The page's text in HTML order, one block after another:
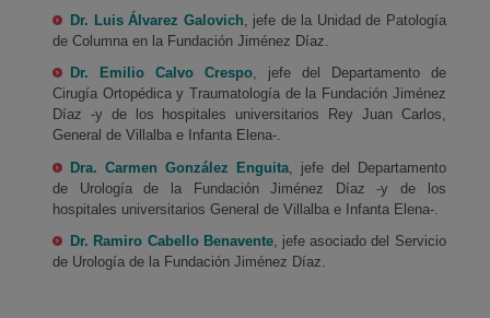
Dr. Luis Álvarez Galovich , jefe de la Unidad de Patología
de Columna en la Fundación Jiménez Díaz.
Dr. Emilio Calvo Crespo, jefe del Departamento de
Cirugía Ortopédica y Traumatología de la Fundación Jiménez
Díaz -y de los hospitales universitarios Rey Juan Carlos,
General de Villalba e Infanta Elena-.
Dra. Carmen González Enguita, jefe del Departamento
de Urología de la Fundación Jiménez Díaz -y de los
hospitales universitarios General de Villalba e Infanta Elena-.
Dr. Ramiro Cabello Benavente, jefe asociado del Servicio
de Urología de la Fundación Jiménez Díaz.